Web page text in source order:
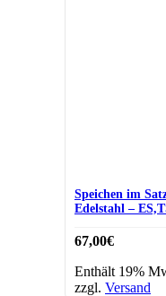
Speichen im
Edelstahl –
67,00€
Enthält 19%
zzgl. Versand